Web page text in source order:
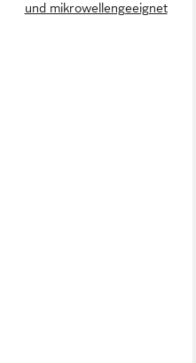
und mikrowellengeeignet